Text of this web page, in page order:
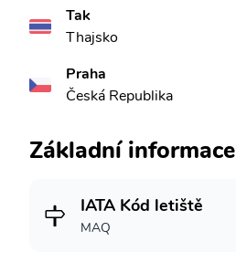
Tak
Thajsko
Praha
Česká Republika
Základní informace
IATA Kód letiště
MAQ